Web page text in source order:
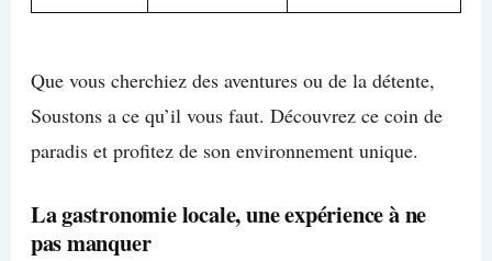
Que vous cherchiez des aventures ou de la détente,
Soustons a ce qu’il vous faut. Découvrez ce coin de
paradis et profitez de son environnement unique.
La gastronomie locale, une expérience à ne
pas manquer